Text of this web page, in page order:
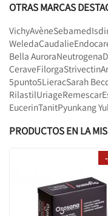
OTRAS MARCAS
VichyAvèneSebamed
WeledaCaudalie
Bella AuroraNeutrogena
CeraveFilorgaStrivectin
5punto5LieracSarah
RilastilUriageRemescar
EucerinTanitPyunkang Yul
PRODUCTOS EN LA